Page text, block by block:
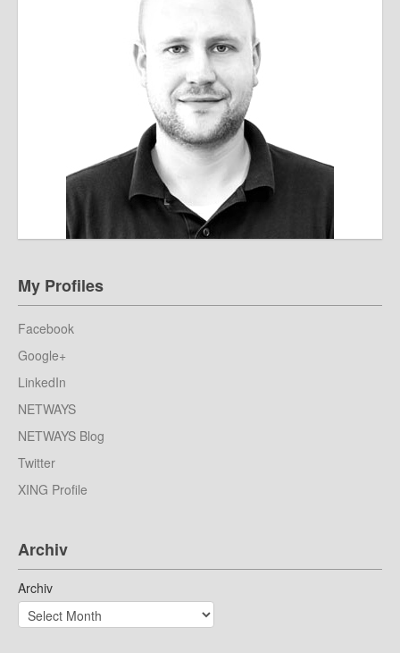
My Profiles
Facebook
Google+
LinkedIn
NETWAYS
NETWAYS Blog
Twitter
XING Profile
Archiv
Archiv